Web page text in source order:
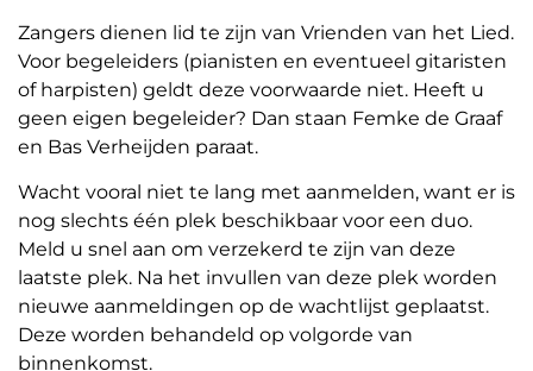
Zangers dienen lid te zijn van Vrienden van het Lied.
Voor begeleiders (pianisten en eventueel gitaristen
of harpisten) geldt deze voorwaarde niet. Heeft u
geen eigen begeleider? Dan staan Femke de Graaf
en Bas Verheijden paraat.
Wacht vooral niet te lang met aanmelden, want er is
nog slechts één plek beschikbaar voor een duo.
Meld u snel aan om verzekerd te zijn van deze
laatste plek. Na het invullen van deze plek worden
nieuwe aanmeldingen op de wachtlijst geplaatst.
Deze worden behandeld op volgorde van
binnenkomst.